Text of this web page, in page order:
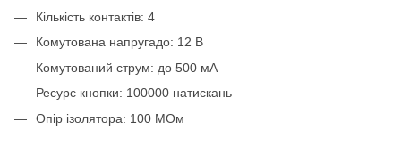
Кількість контактів: 4
Комутована напругадо: 12 В
Комутований струм: до 500 мА
Ресурс кнопки: 100000 натискань
Опір ізолятора: 100 МОм